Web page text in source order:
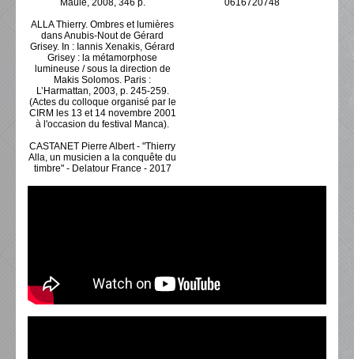
Maule, 2008, 346 p.
ALLA Thierry. Ombres et lumières
dans Anubis-Nout de Gérard
Grisey. In : Iannis Xenakis, Gérard
Grisey : la métamorphose
lumineuse / sous la direction de
Makis Solomos. Paris :
L’Harmattan, 2003, p. 245-259.
(Actes du colloque organisé par le
CIRM les 13 et 14 novembre 2001
à l'occasion du festival Manca).
CASTANET Pierre Albert - "Thierry
Alla, un musicien a la conquête du
timbre" - Delatour France - 2017
0616720748